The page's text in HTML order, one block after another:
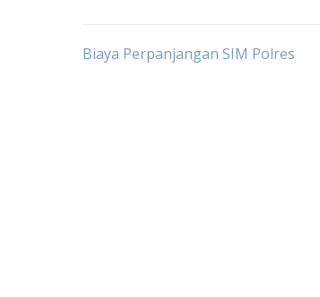
Post
Biaya Perpanjangan SIM Polres